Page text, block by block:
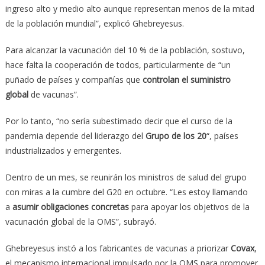
ingreso alto y medio alto aunque representan menos de la mitad
de la población mundial”, explicó Ghebreyesus.
Para alcanzar la vacunación del 10 % de la población, sostuvo,
hace falta la cooperación de todos, particularmente de “un
puñado de países y compañías que controlan el suministro
globalde vacunas”.
Por lo tanto, “no sería subestimado decir que el curso de la
pandemia depende del liderazgo del Grupo de los 20“, países
industrializados y emergentes.
Dentro de un mes, se reunirán los ministros de salud del grupo
con miras a la cumbre del G20 en octubre. “Les estoy llamando
a asumir obligaciones concretaspara apoyar los objetivos de la
vacunación global de la OMS”, subrayó.
Ghebreyesus instó a los fabricantes de vacunas a priorizar Covax,
el mecanismo internacional impulsado por la OMS para promover